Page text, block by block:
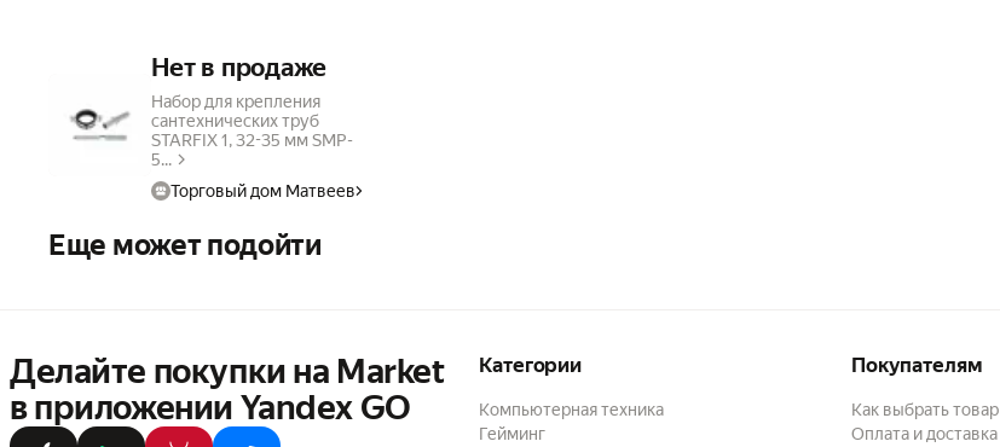
Нет в продаже
Набор для крепления
сантехнических труб
STARFIX 1, 32-35 мм SMP-
5...
Торговый дом Матвеев
Еще может подойти
Делайте покупки на Market
в приложении Yandex GO
Категории
Компьютерная техника
Гейминг
Покупателям
Как выбрать товар
Оплата и доставка